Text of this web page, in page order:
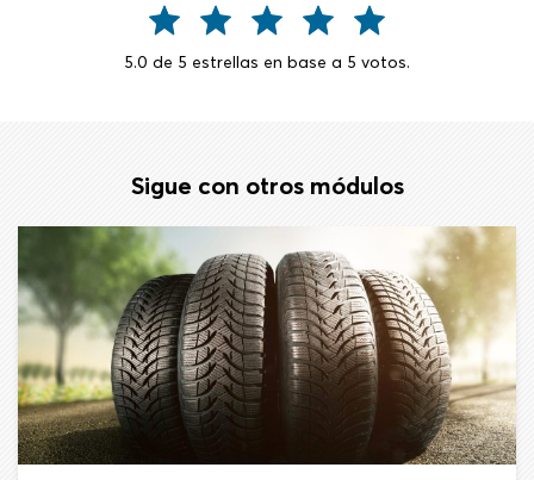
5.0 de 5 estrellas en base a 5 votos.
Sigue con otros módulos